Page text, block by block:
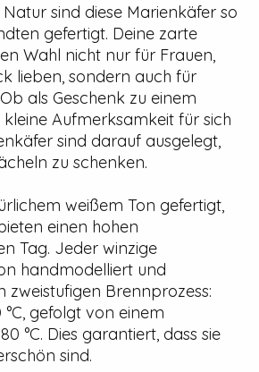
sind diese Marienkäfer so
gefertigt. Deine zarte
Wahl nicht nur für Frauen,
lieben, sondern auch für
als Geschenk zu einem
Aufmerksamkeit für sich
sind darauf ausgelegt,
zu schenken.
weißem Ton gefertigt,
einen hohen
Tag. Jeder winzige
handmodelliert und
Brennprozess:
gefolgt von einem
°C. Dies garantiert, dass sie
sind.